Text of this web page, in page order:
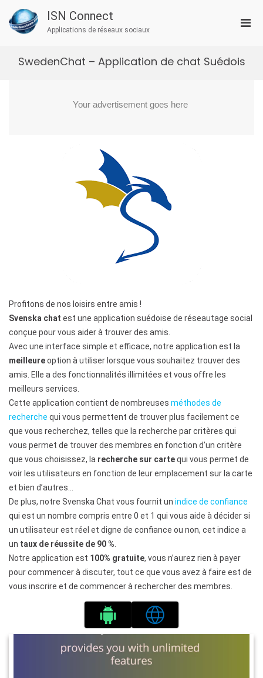
contenu
ISN Connect
Applications de réseaux sociaux
SwedenChat – Application de chat Suédois
Profitons de nos loisirs entre amis !
Svenska chat est une application suédoise de réseautage social
conçue pour vous aider à trouver des amis.
Avec une interface simple et efficace, notre application est la
meilleureoption à utiliser lorsque vous souhaitez trouver des
amis. Elle a des fonctionnalités illimitées et vous offre les
meilleurs services.
Cette application contient de nombreuses méthodes de
recherche qui vous permettent de trouver plus facilement ce
que vous recherchez, telles que la recherche par critères qui
vous permet de trouver des membres en fonction d’un critère
que vous choisissez, la recherche sur cartequi vous permet de
voir les utilisateurs en fonction de leur emplacement sur la carte
et bien d’autres…
De plus, notre Svenska Chat vous fournit un indice de confiance
qui est un nombre compris entre 0 et 1 qui vous aide à décider si
un utilisateur est réel et digne de confiance ou non, cet indice a
un taux de réussite de 90 %
Notre application est 100% gratuite, vous n’aurez rien à payer
pour commencer à discuter, tout ce que vous avez à faire est de
vous inscrire et de commencer à rechercher des membres.